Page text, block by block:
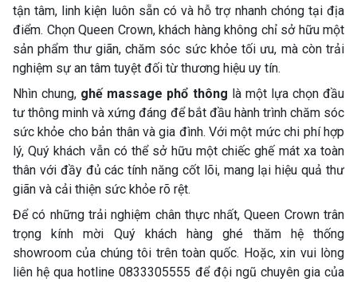
tận tâm, linh kiện luôn sẵn có và hỗ trợ nhanh chóng tại địa
điểm. Chọn Queen Crown, khách hàng không chỉ sở hữu một
sản phẩm thư giãn, chăm sóc sức khỏe tối ưu, mà còn trải
nghiệm sự an tâm tuyệt đối từ thương hiệu uy tín.
Nhìn chung, ghế massage phổ thông là một lựa chọn đầu
tư thông minh và xứng đáng để bắt đầu hành trình chăm sóc
sức khỏe cho bản thân và gia đình. Với một mức chi phí hợp
lý, Quý khách vẫn có thể sở hữu một chiếc ghế mát xa toàn
thân với đầy đủ các tính năng cốt lõi, mang lại hiệu quả thư
giãn và cải thiện sức khỏe rõ rệt.
Để có những trải nghiệm chân thực nhất, Queen Crown trân
trọng kính mời Quý khách hàng ghé thăm hệ thống
showroom của chúng tôi trên toàn quốc. Hoặc, xin vui lòng
liên hệ qua hotline 0833305555 để đội ngũ chuyên gia của